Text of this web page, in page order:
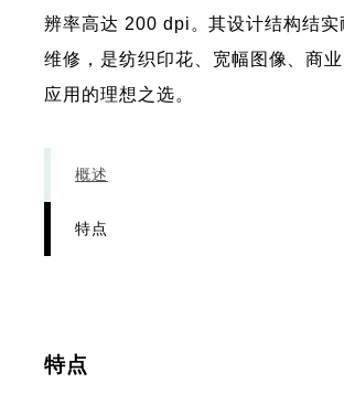
辨率高达 200 dpi。其设计结构结实
维修，是纺织印花、宽幅图像、商
应用的理想之选。
概述
特点
特点